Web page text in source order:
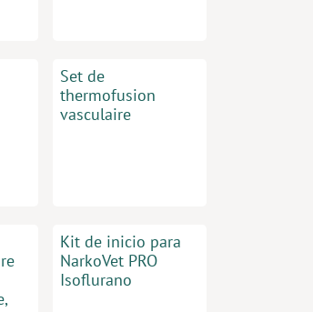
Set de
thermofusion
vasculaire
Kit de inicio para
NarkoVet PRO
Isoflurano